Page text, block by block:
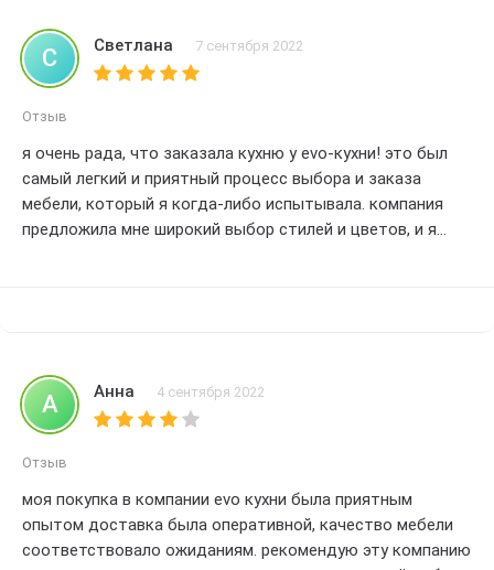
Большое спасибо за отличную работу и качественный
товар
Настоятельно рекомендую всем остановить свой выбор
С Светлана 7 сентября 2022
Отзыв
я очень рада, что заказала кухню у evo-кухни! это был
самый легкий и приятный процесс выбора и заказа
мебели, который я когда-либо испытывала. компания
предложила мне широкий выбор стилей и цветов, и я
А Анна 4 сентября 2022
Отзыв
моя покупка в компании evo кухни была приятным
опытом доставка была оперативной, качество мебели
соответствовало ожиданиям. рекомендую эту компанию